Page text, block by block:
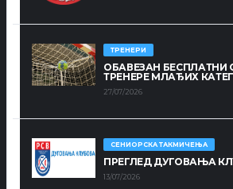
ТРЕНЕРИ
ОБАВЕЗАН БЕСПЛАТНИ
ТРЕНЕРЕ МЛАЂИХ
27/07/2026
СЕНИОРСКА ТАКМИЧЕЊА
ПРЕГЛЕД ДУГОВАЊА
13/07/2026